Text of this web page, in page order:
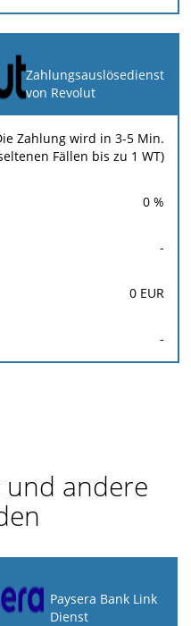
Zahlungsauslösedienst
von Revolut
Zahlung wird in 3-5 Min.
Fällen bis zu 1 WT)
0 %
-
0 EUR
-
und andere
Paysera Bank Link
Dienst